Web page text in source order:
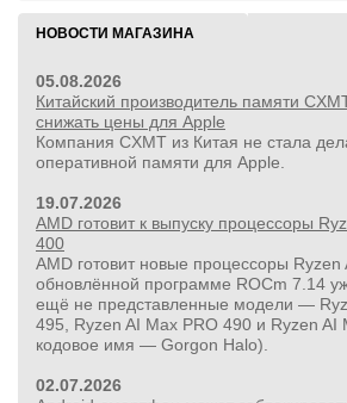
НОВОСТИ МАГАЗИНА
05.08.2026
Китайский производитель памяти
снижать цены для Apple
Компания CXMT из Китая не стала
оперативной памяти для Apple.
19.07.2026
AMD готовит к выпуску процессоры
400
AMD готовит новые процессоры
обновлённой программе ROCm 7.14
ещё не представленные модели —
495, Ryzen AI Max PRO 490 и Ryzen AI
кодовое имя — Gorgon Halo).
02.07.2026